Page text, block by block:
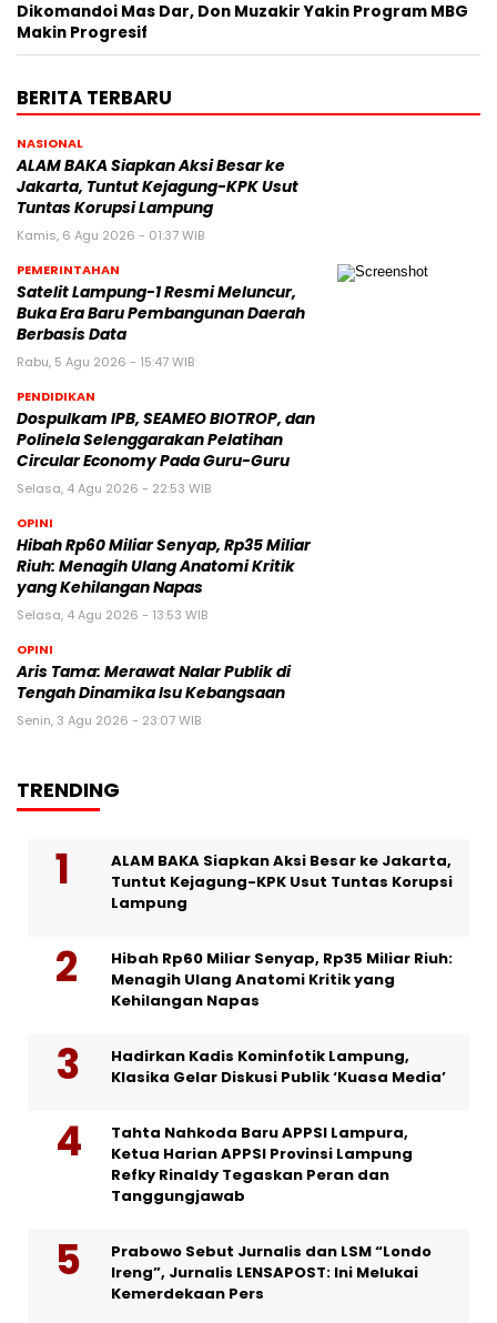
Dikomandoi Mas Dar, Don Muzakir Yakin Program MBG
Makin Progresif
BERITA TERBARU
NASIONAL
ALAM BAKA Siapkan Aksi Besar ke
Jakarta, Tuntut Kejagung-KPK Usut
Tuntas Korupsi Lampung
Kamis, 6 Agu 2026 - 01:37 WIB
PEMERINTAHAN
Satelit Lampung-1 Resmi Meluncur,
Buka Era Baru Pembangunan Daerah
Berbasis Data
Rabu, 5 Agu 2026 - 15:47 WIB
PENDIDIKAN
Dospulkam IPB, SEAMEO BIOTROP, dan
Polinela Selenggarakan Pelatihan
Circular Economy Pada Guru-Guru
Selasa, 4 Agu 2026 - 22:53 WIB
OPINI
Hibah Rp60 Miliar Senyap, Rp35 Miliar
Riuh: Menagih Ulang Anatomi Kritik
yang Kehilangan Napas
Selasa, 4 Agu 2026 - 13:53 WIB
OPINI
Aris Tama: Merawat Nalar Publik di
Tengah Dinamika Isu Kebangsaan
Senin, 3 Agu 2026 - 23:07 WIB
TRENDING
ALAM BAKA Siapkan Aksi Besar ke Jakarta,
Tuntut Kejagung-KPK Usut Tuntas Korupsi
Lampung
Hibah Rp60 Miliar Senyap, Rp35 Miliar Riuh:
Menagih Ulang Anatomi Kritik yang
Kehilangan Napas
Hadirkan Kadis Kominfotik Lampung,
Klasika Gelar Diskusi Publik ‘Kuasa Media’
Tahta Nahkoda Baru APPSI Lampura,
Ketua Harian APPSI Provinsi Lampung
Refky Rinaldy Tegaskan Peran dan
Tanggungjawab
Prabowo Sebut Jurnalis dan LSM “Londo
Ireng”, Jurnalis LENSAPOST: Ini Melukai
Kemerdekaan Pers